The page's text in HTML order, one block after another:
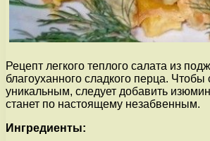
Рецепт легкого теплого салата из
благоуханного сладкого перца. Чтобы
уникальным, следует добавить
станет по настоящему незабвенным.
Ингредиенты: